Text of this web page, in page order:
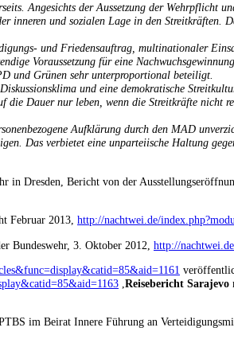
Angesichts der Aussetzung der Wehrpflicht
und sozialen Lage in den Streitkräften.
und Friedensauftrag, multinationaler
Voraussetzung für eine
und Grünen sehr unterproportional beteiligt.
und eine demokratische
Dauer nur leben, wenn die Streitkräfte nicht
Aufklärung durch den MAD
Das verbietet eine unparteiische Haltung
in Dresden, Bericht von der
Februar 2013, http://nachtwei.de/
Bundeswehr, 3. Oktober 2012, http://
Reisebericht Sarajevo
im Beirat Innere Führung an